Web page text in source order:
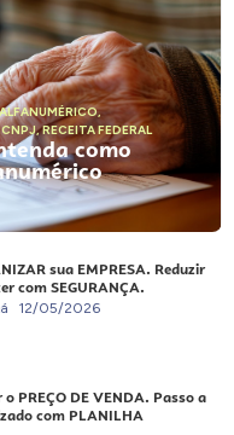
,
,RECEITA FEDERAL
como
sua EMPRESA. Reduzir
com SEGURANÇA.
12/05/2026
PREÇO DE VENDA. Passo a
com PLANILHA